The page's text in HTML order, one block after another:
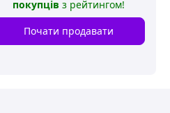
покупців з рейтингом!
Почати продавати